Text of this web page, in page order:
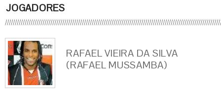
JOGADORES
RAFAEL VIEIRA DA SILVA
(RAFAEL MUSSAMBA)